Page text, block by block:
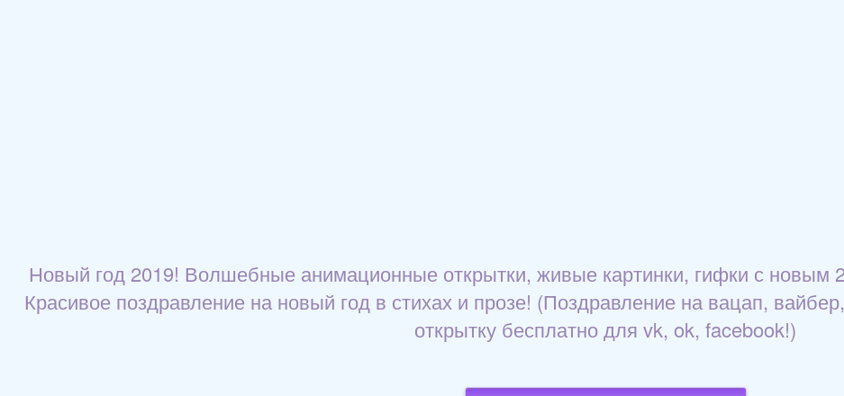
Новый год 2019! Волшебные анимационные открытки, живые картинки, гифки с новым
Красивое поздравление на новый год в стихах и прозе! (Поздравление на вацап,
открытку бесплатно для vk, ok, facebook!)